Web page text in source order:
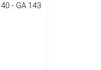
- GA 143